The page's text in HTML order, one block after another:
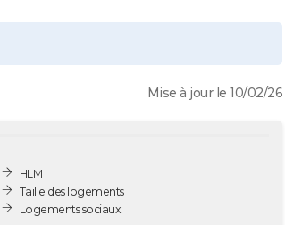
Mise à jour le 10/02/26
HLM
Taille des logements
Logements sociaux